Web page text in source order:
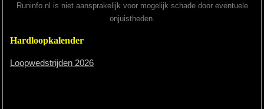
Runinfo.nl is niet aansprakelijk voor mogelijk schade door eventuele
onjuistheden.
Hardloopkalender
Loopwedstrijden 2026